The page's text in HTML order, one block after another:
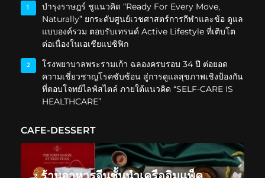
1
บำรุงราษฎร์ ชูแนวคิด “Ready For Every Move,
Naturally” ยกระดับศูนย์เวชศาสตร์การกีฬาและข้อ ดูแล
แบบองค์รวม ตอบรับเทรนด์ Active Lifestyle ที่เติบโต
ต่อเนื่องในเอเชียแปซิฟิก
2
โรงพยาบาลพระรามเก้า ฉลองครบรอบ 34 ปี ต่อยอด
ความเชี่ยวชาญโรคซับซ้อน สู่การดูแลสุขภาพเชิงป้องกัน
ที่ตอบโจทย์ไลฟ์สไตล์ ภายใต้แนวคิด “SELF-CARE IS
HEALTHCARE”
CAFE-DESSERT